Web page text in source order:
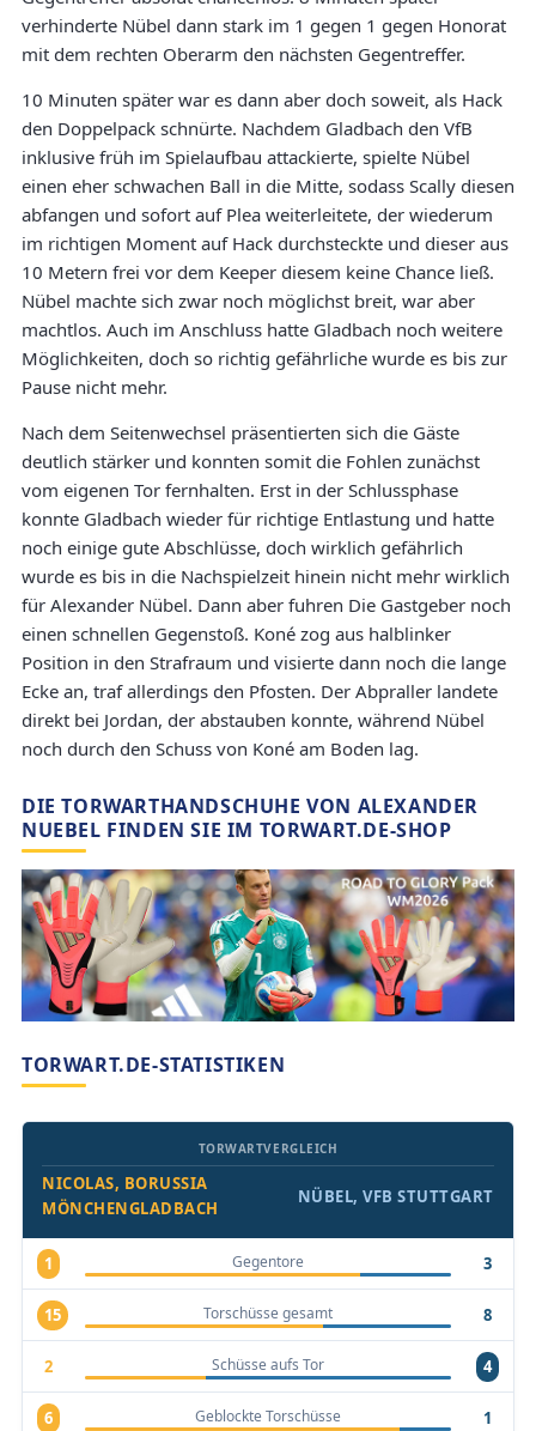
verhinderte Nübel dann stark im 1 gegen 1 gegen Honorat
mit dem rechten Oberarm den nächsten Gegentreffer.
10 Minuten später war es dann aber doch soweit, als Hack
den Doppelpack schnürte. Nachdem Gladbach den VfB
inklusive früh im Spielaufbau attackierte, spielte Nübel
einen eher schwachen Ball in die Mitte, sodass Scally diesen
abfangen und sofort auf Plea weiterleitete, der wiederum
im richtigen Moment auf Hack durchsteckte und dieser aus
10 Metern frei vor dem Keeper diesem keine Chance ließ.
Nübel machte sich zwar noch möglichst breit, war aber
machtlos. Auch im Anschluss hatte Gladbach noch weitere
Möglichkeiten, doch so richtig gefährliche wurde es bis zur
Pause nicht mehr.
Nach dem Seitenwechsel präsentierten sich die Gäste
deutlich stärker und konnten somit die Fohlen zunächst
vom eigenen Tor fernhalten. Erst in der Schlussphase
konnte Gladbach wieder für richtige Entlastung und hatte
noch einige gute Abschlüsse, doch wirklich gefährlich
wurde es bis in die Nachspielzeit hinein nicht mehr wirklich
für Alexander Nübel. Dann aber fuhren Die Gastgeber noch
einen schnellen Gegenstoß. Koné zog aus halblinker
Position in den Strafraum und visierte dann noch die lange
Ecke an, traf allerdings den Pfosten. Der Abpraller landete
direkt bei Jordan, der abstauben konnte, während Nübel
noch durch den Schuss von Koné am Boden lag.
DIE TORWARTHANDSCHUHE VON ALEXANDER
NUEBEL FINDEN SIE IM TORWART.DE-SHOP
TORWART.DE-STATISTIKEN
NICOLAS, BORUSSIA
MÖNCHENGLADBACH
TORWARTVERGLEICH
NÜBEL, VFB STUTTGART
1 Gegentore 3
15 Torschüsse gesamt 8
2 Schüsse aufs Tor 4
6 Geblockte Torschüsse 1